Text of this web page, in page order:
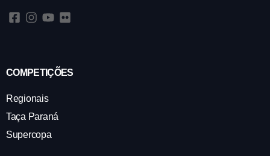
COMPETIÇÕES
Regionais
Taça Paraná
Supercopa